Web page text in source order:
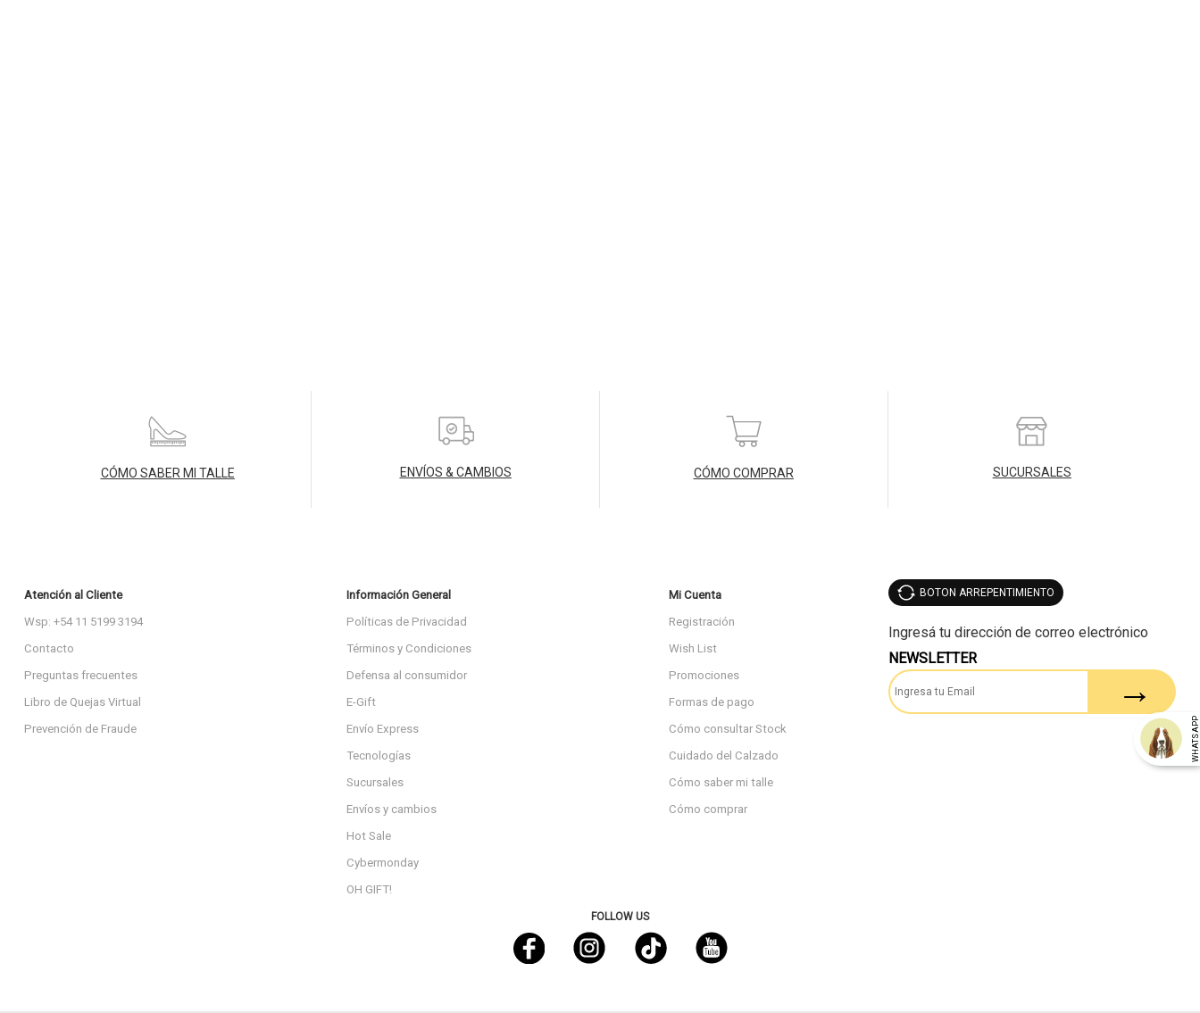
CÓMO SABER MI TALLE ENVÍOS & CAMBIOS CÓMO COMPRAR SUCURSALES
Atención al Cliente
Wsp: +54 11 5199 3194
Contacto
Preguntas frecuentes
Libro de Quejas Virtual
Prevención de Fraude
Información General
Políticas de Privacidad
Términos y Condiciones
Defensa al consumidor
E-Gift
Envío Express
Tecnologías
Sucursales
Envíos y cambios
Hot Sale
Cybermonday
OH GIFT!
Mi Cuenta
Registración
Wish List
Promociones
Formas de pago
Cómo consultar Stock
Cuidado del Calzado
Cómo saber mi talle
Cómo comprar
WHATSAPP
BOTON ARREPENTIMIENTO
NEWSLETTER
FOLLOW US